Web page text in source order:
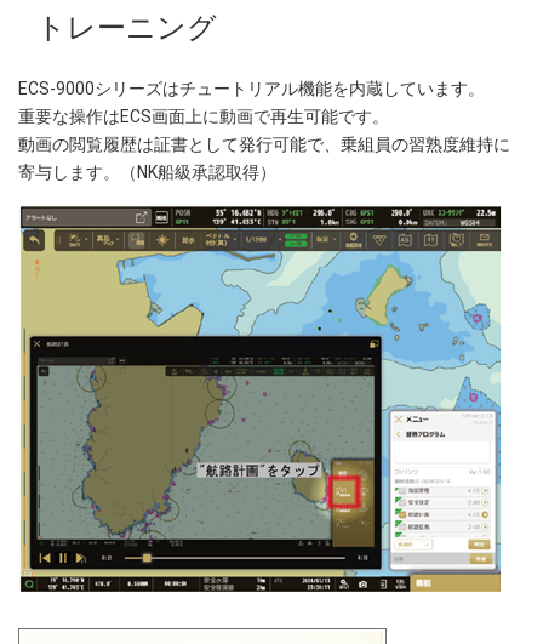
トレーニング
ECS-9000シリーズはチュートリアル機能を内蔵しています。
重要な操作はECS画面上に動画で再生可能です。
動画の閲覧履歴は証書として発行可能で、乗組員の習熟度維持に
寄与します。（NK船級承認取得）